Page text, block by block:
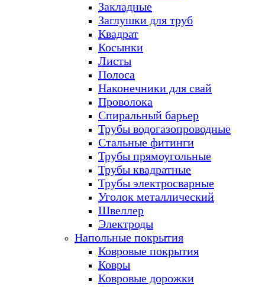
Закладные
Заглушки для труб
Квадрат
Косынки
Листы
Полоса
Наконечники для свай
Проволока
Спиральный барьер
Трубы водогазопроводные
Стальные фитинги
Трубы прямоугольные
Трубы квадратные
Трубы электросварные
Уголок металлический
Швеллер
Электроды
Напольные покрытия
Ковровые покрытия
Ковры
Ковровые дорожки